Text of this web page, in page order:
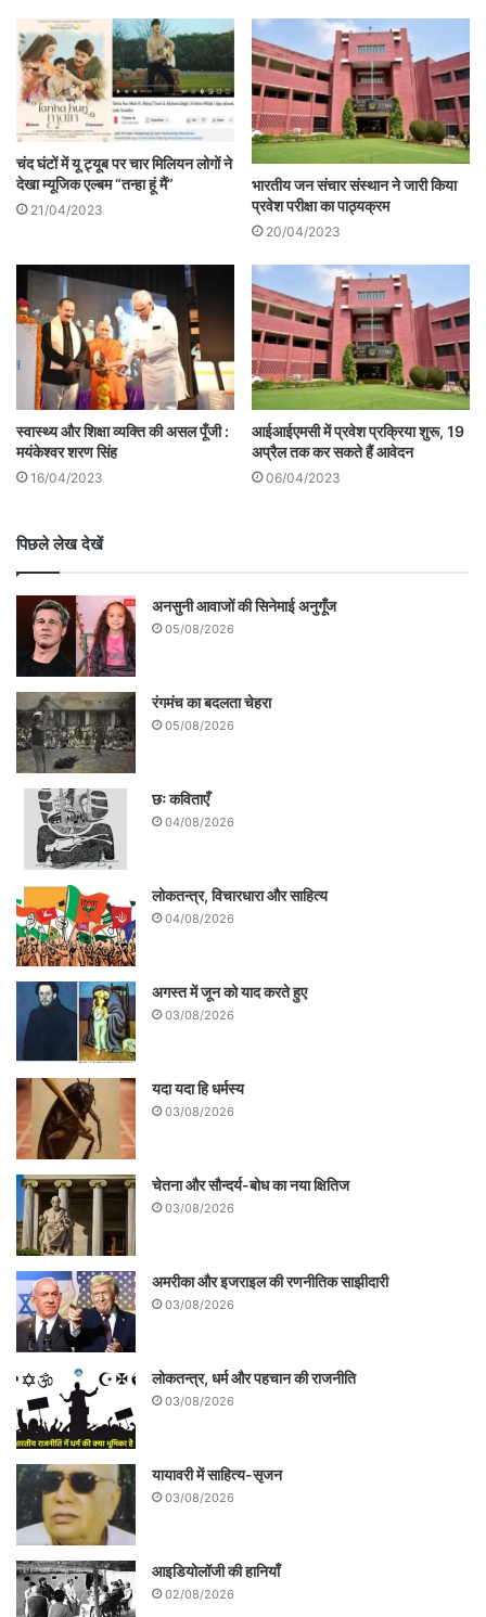
अमरावती परिसर में असिस्टेंट प्रोफेसर डॉ. विनोद
निताले ने दिया।
.
चंद घंटों में यू ट्यूब पर चार मिलियन लोगों ने
देखा म्यूजिक एल्बम “तन्हा हूं मैं”
21/04/2023
भारतीय जन संचार संस्थान ने जारी किया
प्रवेश परीक्षा का पाठ्यक्रम
20/04/2023
स्वास्थ्य और शिक्षा व्यक्ति की असल पूँजी :
मयंकेश्वर शरण सिंह
16/04/2023
आईआईएमसी में प्रवेश प्रक्रिया शुरू, 19
अप्रैल तक कर सकते हैं आवेदन
06/04/2023
पिछले लेख देखें
अनसुनी आवाजों की सिनेमाई अनुगूँज
05/08/2026
रंगमंच का बदलता चेहरा
05/08/2026
छः कविताएँ
04/08/2026
लोकतन्त्र, विचारधारा और साहित्य
04/08/2026
अगस्त में जून को याद करते हुए
03/08/2026
यदा यदा हि धर्मस्य
03/08/2026
चेतना और सौन्दर्य-बोध का नया क्षितिज
03/08/2026
अमरीका और इजराइल की रणनीतिक साझीदारी
03/08/2026
लोकतन्त्र, धर्म और पहचान की राजनीति
03/08/2026
यायावरी में साहित्य-सृजन
03/08/2026
आइडियोलॉजी की हानियाँ
02/08/2026